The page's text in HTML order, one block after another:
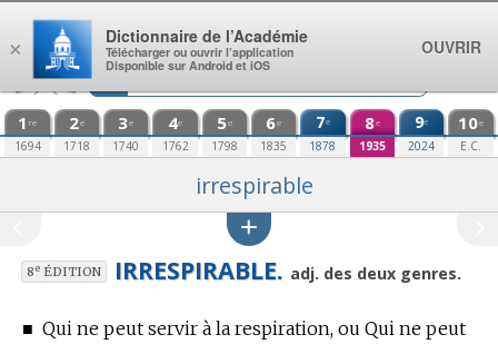
Aller au contenu
1 re
1694
2e
1718
3e
1740
4e
1762
5e
1798
6e
1835
7e
1878
8e
1935
9e
2024
10e
E.C.
irrespirable
8eÉDITION IRRESPIRABLE. adj. des deux genres.
■ Qui ne peut servir à la respiration, ou Qui ne peut
×
Dictionnaire de l’Académie
Télécharger ou ouvrir l’application
Disponible sur Android et iOS
OUVRIR